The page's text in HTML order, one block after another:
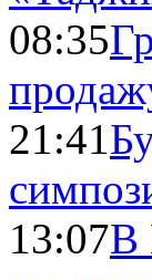
08:35
21:41
13:07В